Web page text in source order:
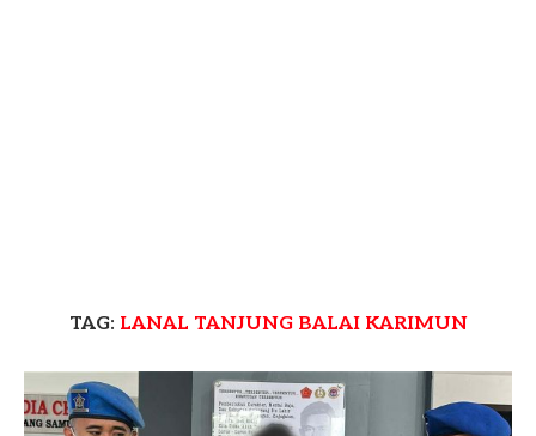
TAG: LANAL TANJUNG BALAI KARIMUN